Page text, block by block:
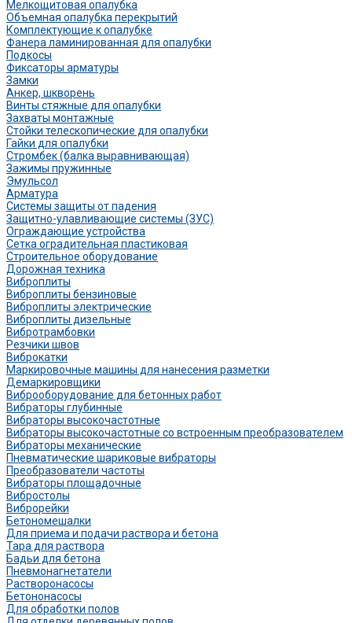
Мелкощитовая опалубка
Объемная опалубка перекрытий
Комплектующие к опалубке
Фанера ламинированная для опалубки
Подкосы
Фиксаторы арматуры
Замки
Анкер, шкворень
Винты стяжные для опалубки
Захваты монтажные
Стойки телескопические для опалубки
Гайки для опалубки
Стромбек (балка выравнивающая)
Зажимы пружинные
Эмульсол
Арматура
Системы защиты от падения
Защитно-улавливающие системы (ЗУС)
Ограждающие устройства
Сетка оградительная пластиковая
Строительное оборудование
Дорожная техника
Виброплиты
Виброплиты бензиновые
Виброплиты электрические
Виброплиты дизельные
Вибротрамбовки
Резчики швов
Виброкатки
Маркировочные машины для нанесения разметки
Демаркировщики
Виброоборудование для бетонных работ
Вибраторы глубинные
Вибраторы высокочастотные
Вибраторы высокочастотные со встроенным преобразователем
Вибраторы механические
Пневматические шариковые вибраторы
Преобразователи частоты
Вибраторы площадочные
Вибростолы
Виброрейки
Бетономешалки
Для приема и подачи раствора и бетона
Тара для раствора
Бадьи для бетона
Пневмонагнетатели
Растворонасосы
Бетононасосы
Для обработки полов